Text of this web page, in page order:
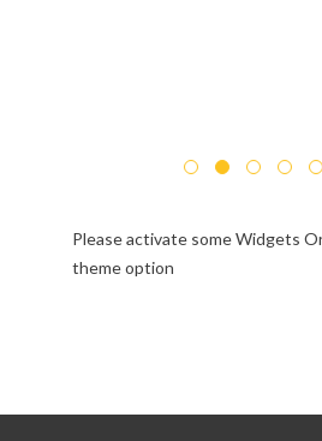
Please activate some Widgets
theme option